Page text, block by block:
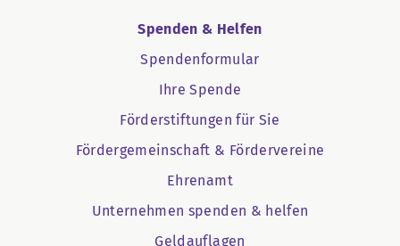
Spenden & Helfen
Spendenformular
Ihre Spende
Förderstiftungen für Sie
Fördergemeinschaft & Fördervereine
Ehrenamt
Unternehmen spenden & helfen
Geldauflagen